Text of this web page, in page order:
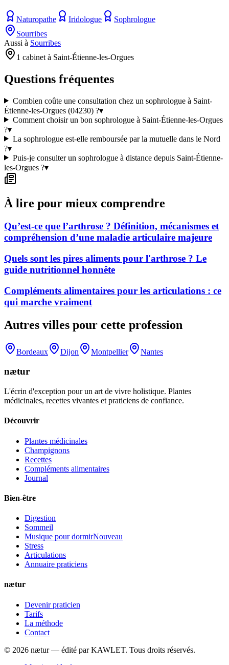
Naturopathe Iridologue
Sophrologue
Sourribes
Aussi à Sourribes
1 cabinet à Saint-Étienne-les-Orgues
Questions fréquentes
Combien coûte une consultation chez un sophrologue à Saint-
Étienne-les-Orgues (04230) ?▾
Comment choisir un bon sophrologue à Saint-Étienne-les-Orgues
?▾
La sophrologue est-elle remboursée par la mutuelle dans le Nord
?▾
Puis-je consulter un sophrologue à distance depuis Saint-Étienne-
les-Orgues ?▾
À lire pour mieux comprendre
Qu’est-ce que l’arthrose ? Définition, mécanismes et
compréhension d’une maladie articulaire majeure
Quels sont les pires aliments pour l'arthrose ? Le
guide nutritionnel honnête
Compléments alimentaires pour les articulations : ce
qui marche vraiment
Autres villes pour cette profession
Bordeaux Dijon Montpellier Nantes
nætur
L'écrin d'exception pour un art de vivre holistique. Plantes
médicinales, recettes vivantes et praticiens de confiance.
Découvrir
Plantes médicinales
Champignons
Recettes
Compléments alimentaires
Journal
Bien-être
Digestion
Sommeil
Musique pour dormirNouveau
Stress
Articulations
Annuaire praticiens
nætur
Devenir praticien
Tarifs
La méthode
Contact
© 2026 nætur — édité par KAWLET. Tous droits réservés.